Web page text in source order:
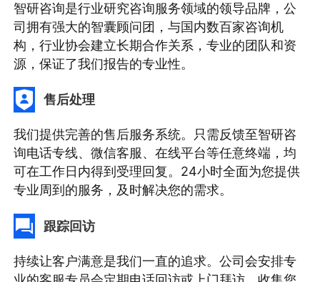
智研咨询是行业研究咨询服务领域的领导品牌，公
司拥有强大的智囊顾问团，与国内数百家咨询机
构，行业协会建立长期合作关系，专业的团队和资
源，保证了我们报告的专业性。
售后处理
我们提供完善的售后服务系统。只需反馈至智研咨
询电话专线、微信客服、在线平台等任意终端，均
可在工作日内得到受理回复。24小时全面为您提供
专业周到的服务，及时解决您的需求。
跟踪回访
持续让客户满意是我们一直的追求。公司会安排专